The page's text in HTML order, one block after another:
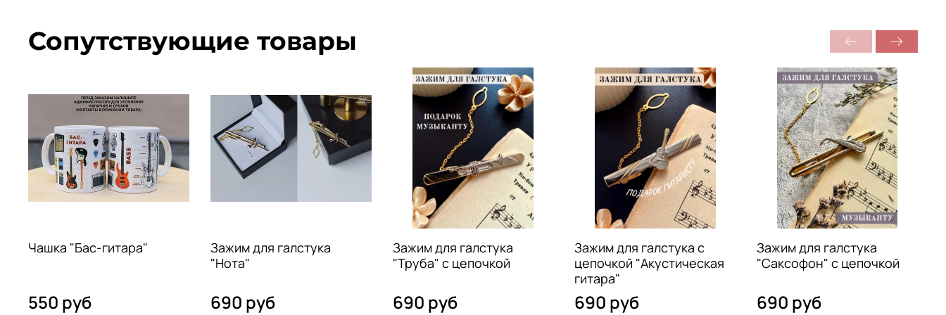
Сопутствующие товары
Чашка "Бас-гитара"
550 руб
Зажим для галстука
"Нота"
690 руб
Зажим для галстука
"Труба" с цепочкой
690 руб
Зажим для галстука с
цепочкой "Акустическая
гитара"
690 руб
Зажим для галстука
"Саксофон" с цепочкой
690 руб